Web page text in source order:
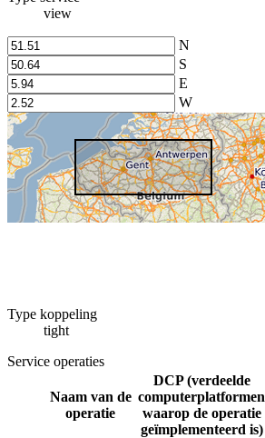
view
N
S
E
W
Type koppeling
tight
Service operaties
Naam van de
operatie
DCP (verdeelde
computerplatformen
waarop de operatie
geïmplementeerd is)